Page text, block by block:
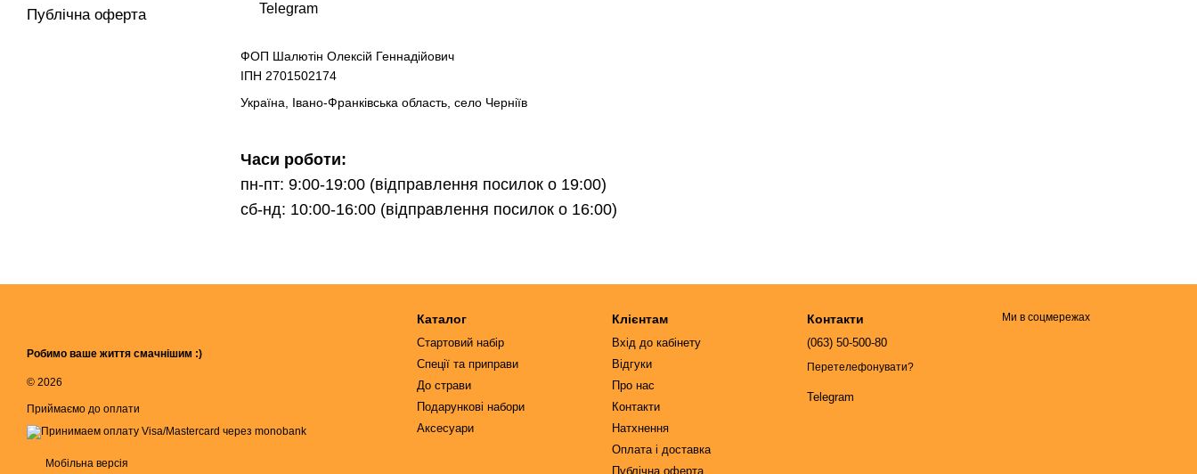
Telegram
ФОП Шалютін Олексій Геннадійович
ІПН 2701502174
Україна, Івано-Франківська область, село Черніїв
Часи роботи:
пн-пт: 9:00-19:00 (відправлення посилок о 19:00)
сб-нд: 10:00-16:00 (відправлення посилок о 16:00)
Публічна оферта
Робимо ваше життя смачнішим :)
© 2026
Приймаємо до оплати
Мобільна версія
Каталог
Стартовий набір
Спеції та приправи
До страви
Подарункові набори
Аксесуари
Клієнтам
Вхід до кабінету
Відгуки
Про нас
Контакти
Натхнення
Оплата і доставка
Публічна оферта
Контакти
(063) 50-500-80
Перетелефонувати?
Telegram
Ми в соцмережах